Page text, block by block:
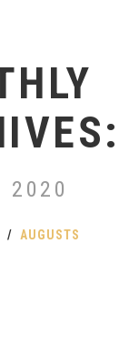
2020
AUGUSTS